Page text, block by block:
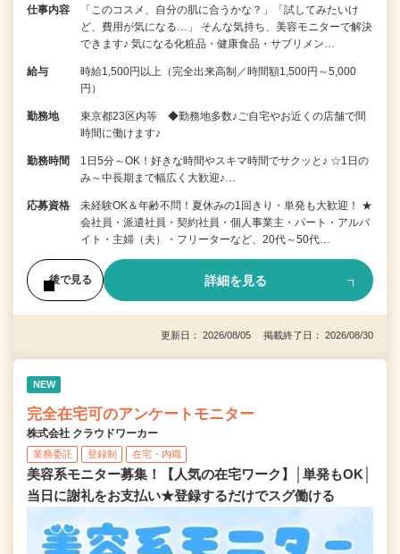
仕事内容
「このコスメ、自分の肌に合うかな？」「試してみたいけ
ど、費用が気になる…」 そんな気持ち、美容モニターで解決
できます♪ 気になる化粧品・健康食品・サプリメン…
給与
時給1,500円以上（完全出来高制／時間額1,500円～5,000
円）
勤務地
東京都23区内等 ◆勤務地多数♪ご自宅やお近くの店舗で間
時間に働けます♪
勤務時間
1日5分～OK！好きな時間やスキマ時間でサクッと♪ ☆1日の
み～中長期まで幅広く大歓迎♪…
応募資格
未経験OK＆年齢不問！夏休みの1回きり・単発も大歓迎！ ★
会社員・派遣社員・契約社員・個人事業主・パート・アルバ
イト・主婦（夫）・フリーターなど、20代～50代…
後で見る 詳細を見る
更新日： 2026/08/05 掲載終了日： 2026/08/30
NEW
完全在宅可のアンケートモニター
株式会社 クラウドワーカー
業務委託 登録制 在宅・内職
美容系モニター募集！【人気の在宅ワーク】│単発もOK│
当日に謝礼をお支払い★登録するだけでスグ働ける